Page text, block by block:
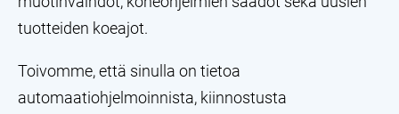
tuotteiden koeajot.
Toivomme, että sinulla on tietoa
automaatiohjelmoinnista, kiinnostusta